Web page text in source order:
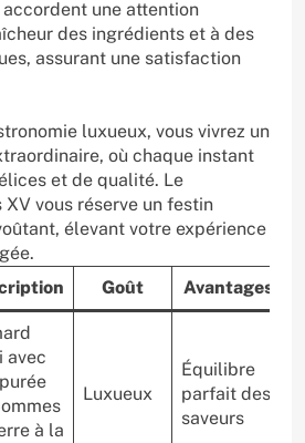
accordent une attention
des ingrédients et à des
assurant une satisfaction
luxueux, vous vivrez un
où chaque instant
et de qualité. Le
vous réserve un festin
élevant votre expérience
Goût Avantages
avec
à la
Luxueux
Équilibre
parfait des
saveurs